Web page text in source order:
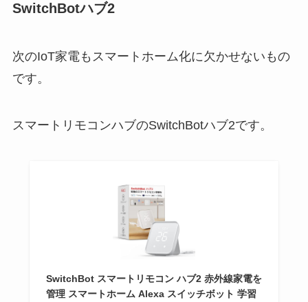
SwitchBotハブ2
次のIoT家電もスマートホーム化に欠かせないもの
です。
スマートリモコンハブのSwitchBotハブ2です。
SwitchBot スマートリモコン ハブ2 赤外線家電を
管理 スマートホーム Alexa スイッチボット 学習